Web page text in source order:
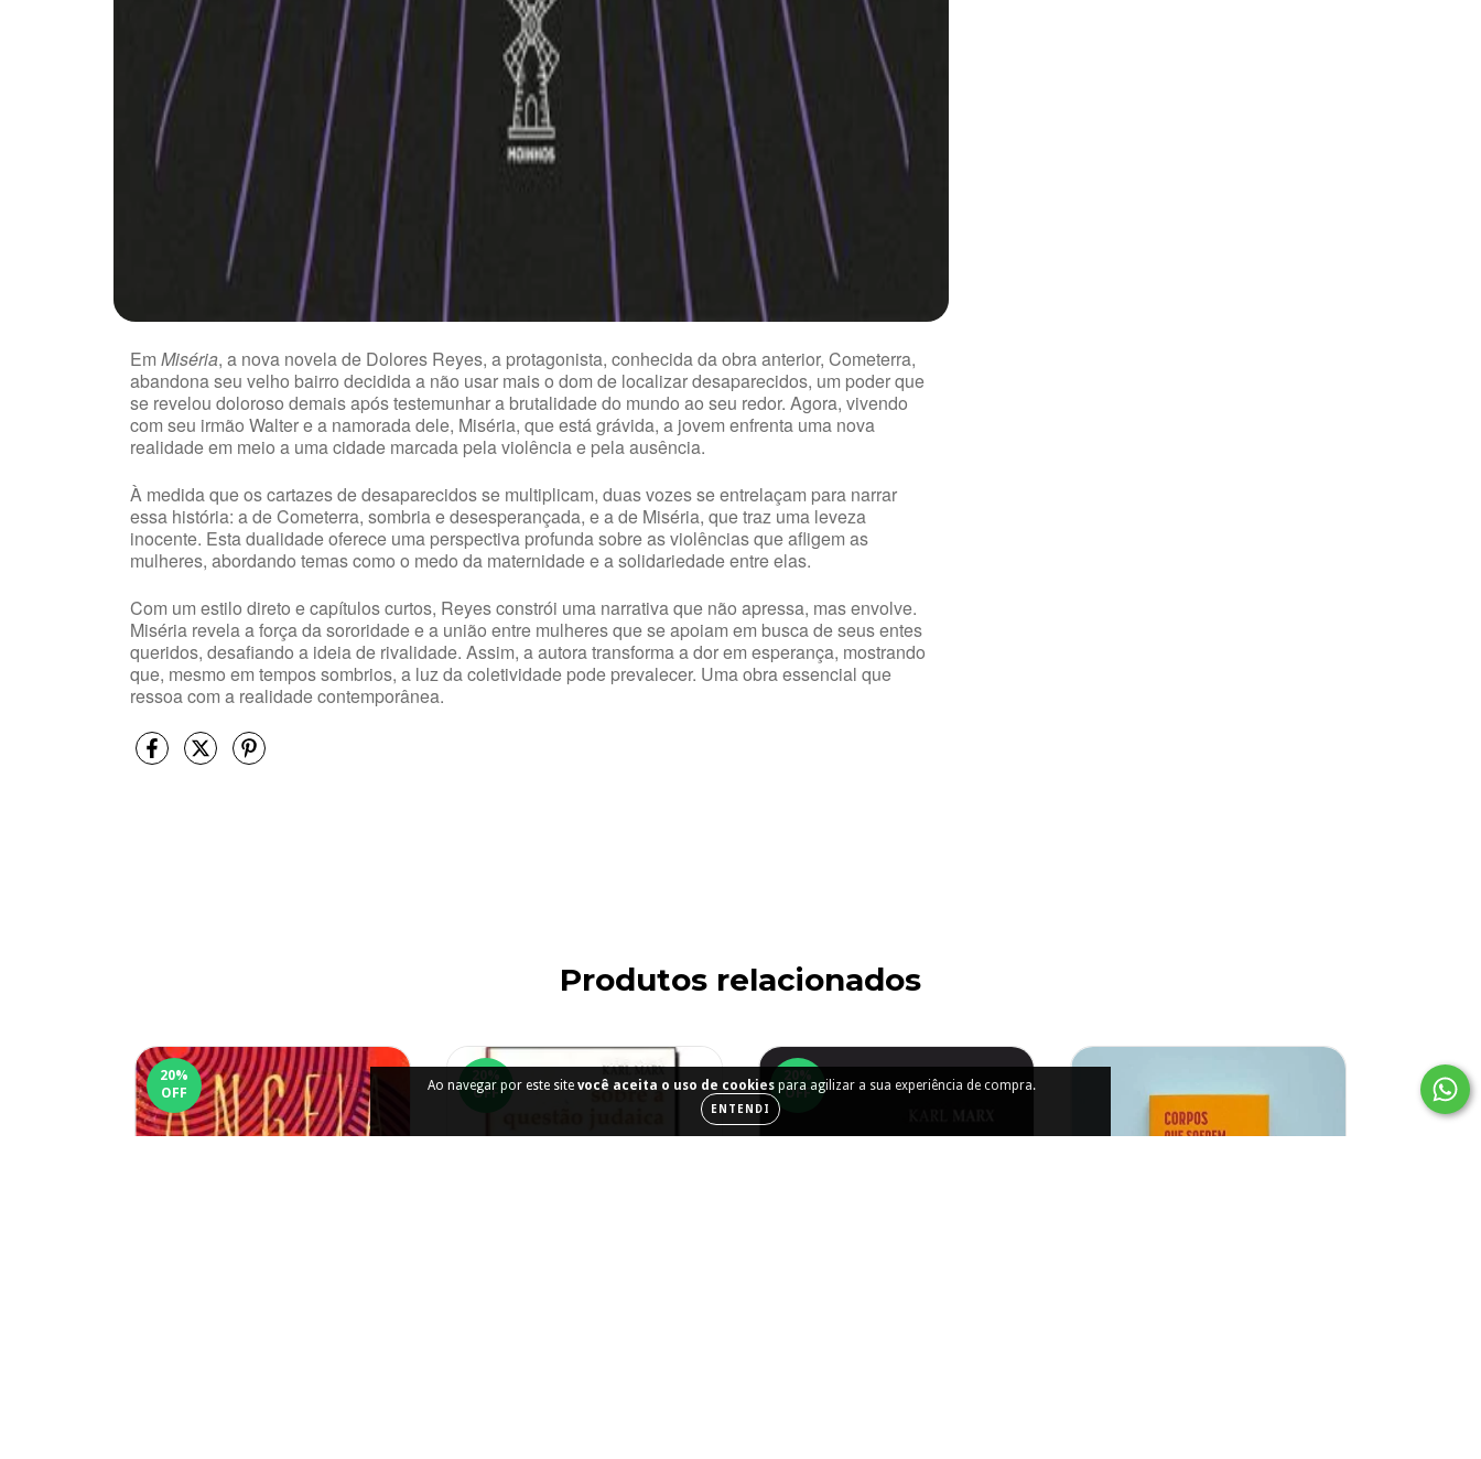
Ao navegar por este site você aceita o uso de cookies para agilizar a sua experiência de compra.
ENTENDI
Em Miséria, a nova novela de Dolores Reyes, a protagonista, conhecida da obra anterior, Cometerra,
abandona seu velho bairro decidida a não usar mais o dom de localizar desaparecidos, um poder que
se revelou doloroso demais após testemunhar a brutalidade do mundo ao seu redor. Agora, vivendo
com seu irmão Walter e a namorada dele, Miséria, que está grávida, a jovem enfrenta uma nova
realidade em meio a uma cidade marcada pela violência e pela ausência.
À medida que os cartazes de desaparecidos se multiplicam, duas vozes se entrelaçam para narrar
essa história: a de Cometerra, sombria e desesperançada, e a de Miséria, que traz uma leveza
inocente. Esta dualidade oferece uma perspectiva profunda sobre as violências que afligem as
mulheres, abordando temas como o medo da maternidade e a solidariedade entre elas.
Com um estilo direto e capítulos curtos, Reyes constrói uma narrativa que não apressa, mas envolve.
Miséria revela a força da sororidade e a união entre mulheres que se apoiam em busca de seus entes
queridos, desafiando a ideia de rivalidade. Assim, a autora transforma a dor em esperança, mostrando
que, mesmo em tempos sombrios, a luz da coletividade pode prevalecer. Uma obra essencial que
ressoa com a realidade contemporânea.
Produtos relacionados
20%
OFF
OFF
OFF